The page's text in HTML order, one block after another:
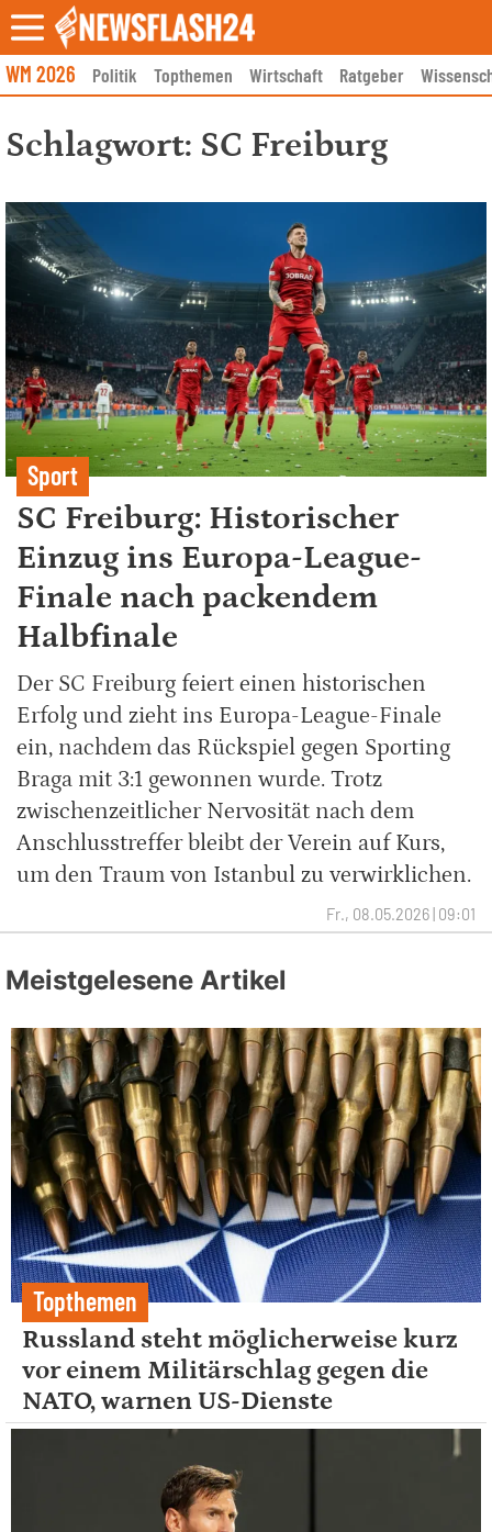
Skip
to
content
WM 2026 Politik Topthemen Wirtschaft Ratgeber
Schlagwort: SC Freiburg
Sport
SC Freiburg: Historischer
Einzug ins Europa-League-
Finale nach packendem
Halbfinale
Der SC Freiburg feiert einen historischen
Erfolg und zieht ins Europa-League-Finale
ein, nachdem das Rückspiel gegen Sporting
Braga mit 3:1 gewonnen wurde. Trotz
zwischenzeitlicher Nervosität nach dem
Anschlusstreffer bleibt der Verein auf Kurs,
um den Traum von Istanbul zu verwirklichen.
Fr., 08.05.2026 | 09:01
Meistgelesene Artikel
Topthemen
Russland steht möglicherweise kurz
vor einem Militärschlag gegen die
NATO, warnen US-Dienste